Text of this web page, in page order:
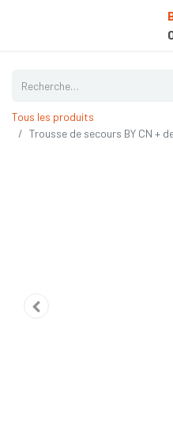
Tous les produits
Trousse de secours BY CN +